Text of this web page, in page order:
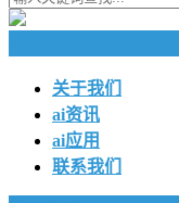
关于我们
ai资讯
ai应用
联系我们